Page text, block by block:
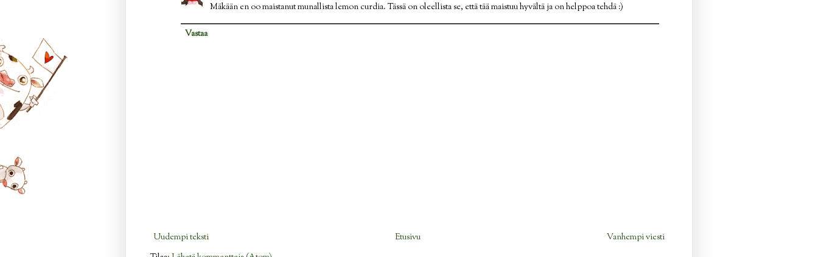
Mäkään en oo maistanut munallista lemon curdia. Tässä on oleellista se, että tää maistuu hyvältä ja on helppoa tehdä :)
Vastaa
Uudempi teksti Vanhempi viesti
Etusivu